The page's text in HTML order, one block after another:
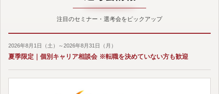
注目のセミナー・選考会をピックアップ
2026年8月1日（土）～2026年8月31日（月）
夏季限定｜個別キャリア相談会 ※転職を決めていない方も歓迎